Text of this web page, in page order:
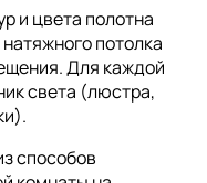
и цвета полотна
потолка
Для каждой
света (люстра,
способов